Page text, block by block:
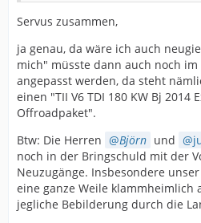
Servus zusammen,
ja genau, da wäre ich auch
mich" müsste dann auch noch
angepasst werden, da steht
einen "TII V6 TDI 180 KW Bj 2014
Offroadpaket".
Btw: Die Herren
Björn und
noch in der Bringschuld mit der
Neuzugänge. Insbesondere
eine ganze Weile klammheimlich
jegliche Bebilderung durch die